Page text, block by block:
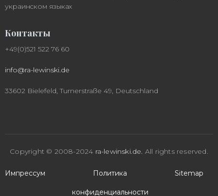
украинском языках
Контакты
+49(0)521 522 76 60
info@ra-lewinski.de
33602 Bielefeld, Turnerstraße 49, Deutschland
Copyright © 2008-2024 ra-lewinski.de. All rights reserved.
Импрессум Политика
конфиденциальности
Sitemap